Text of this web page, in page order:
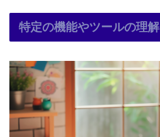
特定の機能やツールの理解